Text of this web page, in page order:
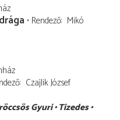
Rendező Mikó
Czajlik József
Gyuri Tizedes